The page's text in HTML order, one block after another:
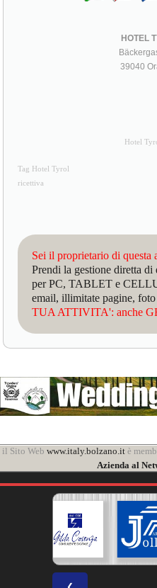
HOTEL
39040
Hotel
Tag Hotel Tyrol
ricettiva
Sei il proprietario di questa
Prendi la gestione diretta
per PC, TABLET e
email, illimitate pagine,
TUA ATTIVITA': anche
il Sito Web www.italy.bolzano.itè
Azienda al